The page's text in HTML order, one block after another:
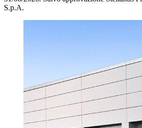
S.p.A.